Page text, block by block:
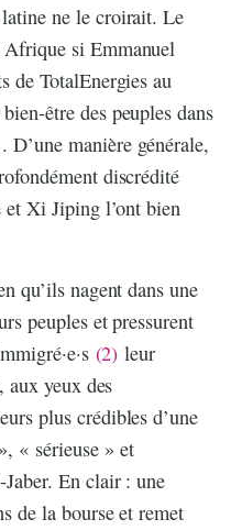
ne le croirait. Le
Afrique si Emmanuel
de TotalEnergies au
être des peuples dans
manière générale,
discrédité
et Xi Jiping l’ont bien
qu’ils nagent dans une
peuples et pressurent
(2) leur
aux yeux des
plus crédibles d’une
« sérieuse » et
En clair : une
de la bourse et remet